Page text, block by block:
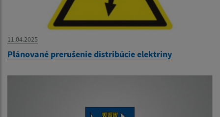
11.04.2025
Plánované prerušenie distribúcie elektriny